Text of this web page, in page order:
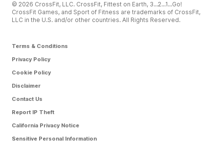
© 2026 CrossFit, LLC. CrossFit, Fittest on Earth, 3...2...1...Go!
CrossFit Games, and Sport of Fitness are trademarks of CrossFit,
LLC in the U.S. and/or other countries. All Rights Reserved.
Terms & Conditions
Privacy Policy
Cookie Policy
Disclaimer
Contact Us
Report IP Theft
California Privacy Notice
Sensitive Personal Information